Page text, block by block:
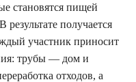
становятся пищей
получается
участник приносит
трубы — дом и
отходов, а